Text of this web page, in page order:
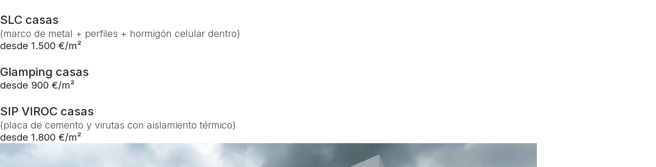
SLC casas
(marco de metal + perfiles + hormigón celular dentro)
desde 1.500 €/m²
Glamping casas
desde 900 €/m²
SIP VIROC casas
(placa de cemento y virutas con aislamiento térmico)
desde 1.800 €/m²